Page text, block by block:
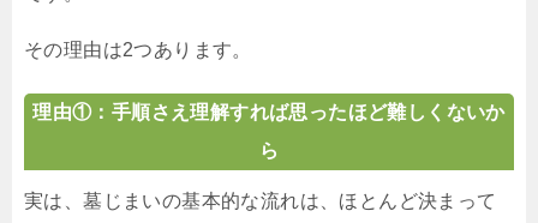
その理由は2つあります。
理由①：手順さえ理解すれば思ったほど難しくないか
ら
実は、墓じまいの基本的な流れは、ほとんど決まって